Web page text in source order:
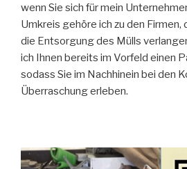
wenn Sie sich für mein
Umkreis gehöre ich zu den
die Entsorgung des Mülls
ich Ihnen bereits im Vorfeld einen
sodass Sie im Nachhinein bei den
Überraschung erleben.